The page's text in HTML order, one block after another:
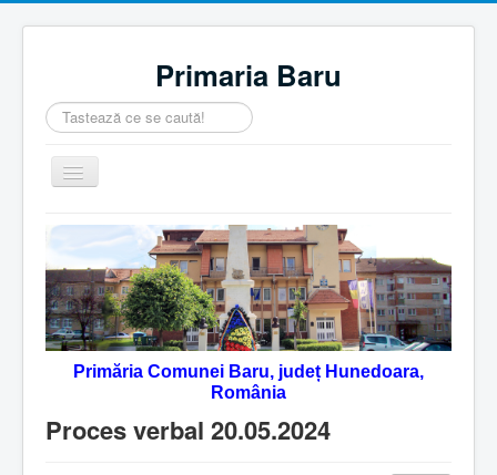
Primaria Baru
Căutare
...
Comută
navigarea
Home
Despre noi
Noutăţi
Contact
Servicii Online
Primăria Comunei Baru, județ Hunedoara,
România
Proces verbal 20.05.2024